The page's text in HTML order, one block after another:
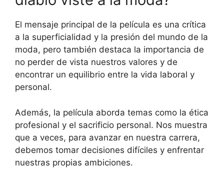
El mensaje principal de la película es una crítica
a la superficialidad y la presión del mundo de la
moda, pero también destaca la importancia de
no perder de vista nuestros valores y de
encontrar un equilibrio entre la vida laboral y
personal.
Además, la película aborda temas como la ética
profesional y el sacrificio personal. Nos muestra
que a veces, para avanzar en nuestra carrera,
debemos tomar decisiones difíciles y enfrentar
nuestras propias ambiciones.